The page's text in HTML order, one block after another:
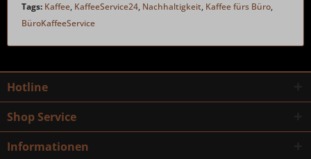
Tags: Kaffee, KaffeeService24, Nachhaltigkeit, Kaffee fürs Büro,
BüroKaffeeService
Hotline
Shop Service
Informationen